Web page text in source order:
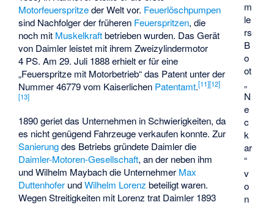
m
le
rs
B
o
ot
„
N
e
c
k
ar
“
v
o
n
Motorfeuerspritzeder Welt vor. Feuerlöschpumpen
sind Nachfolger der früheren Feuerspritzen, die
noch mit Muskelkraftbetrieben wurden. Das Gerät
von Daimler leistet mit ihrem Zweizylindermotor
4 PS. Am 29. Juli 1888 erhielt er für eine
„Feuerspritze mit Motorbetrieb“ das Patent unter der
Nummer 46779 vom Kaiserlichen Patentamt.[11][12]
[13]
1890 geriet das Unternehmen in Schwierigkeiten, da
es nicht genügend Fahrzeuge verkaufen konnte. Zur
Sanierungdes Betriebs gründete Daimler die
Daimler-Motoren-Gesellschaft, an der neben ihm
und Wilhelm Maybach die Unternehmer Max
Duttenhofer undWilhelm Lorenz beteiligt waren.
Wegen Streitigkeiten mit Lorenz trat Daimler 1893